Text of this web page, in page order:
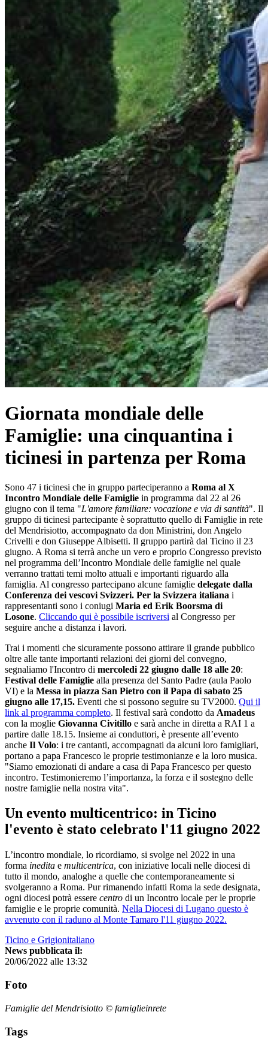
Giornata mondiale delle
Famiglie: una cinquantina i
ticinesi in partenza per Roma
Sono 47 i ticinesi che in gruppo parteciperanno a Roma al X
Incontro Mondiale delle Famiglie in programma dal 22 al 26
giugno con il tema "L'amore familiare: vocazione e via di santità". Il
gruppo di ticinesi partecipante è soprattutto quello di Famiglie in rete
del Mendrisiotto, accompagnato da don Ministrini, don Angelo
Crivelli e don Giuseppe Albisetti. Il gruppo partirà dal Ticino il 23
giugno. A Roma si terrà anche un vero e proprio Congresso previsto
nel programma dell’Incontro Mondiale delle famiglie nel quale
verranno trattati temi molto attuali e importanti riguardo alla
famiglia. Al congresso partecipano alcune famiglie delegate dalla
Conferenza dei vescovi Svizzeri. Per la Svizzera italiana i
rappresentanti sono i coniugi Maria ed Erik Boorsma di
Losone. Cliccando qui è possibile iscriversi al Congresso per
seguire anche a distanza i lavori.
Trai i momenti che sicuramente possono attirare il grande pubblico
oltre alle tante importanti relazioni dei giorni del convegno,
segnaliamo l'Incontro di mercoledi 22 giugno dalle 18 alle 20:
Festival delle Famiglie alla presenza del Santo Padre (aula Paolo
VI) e la Messa in piazza San Pietro con il Papa di sabato 25
giugno alle 17,15. Eventi che si possono seguire su TV2000. Qui il
link al programma completo. Il festival sarà condotto da Amadeus
con la moglie Giovanna Civitillo e sarà anche in diretta a RAI 1 a
partire dalle 18.15. Insieme ai conduttori, è presente all’evento
anche Il Volo: i tre cantanti, accompagnati da alcuni loro famigliari,
portano a papa Francesco le proprie testimonianze e la loro musica.
"Siamo emozionati di andare a casa di Papa Francesco per questo
incontro. Testimonieremo l’importanza, la forza e il sostegno delle
nostre famiglie nella nostra vita".
Un evento multicentrico: in Ticino
l'evento è stato celebrato l'11 giugno 2022
L’incontro mondiale, lo ricordiamo, si svolge nel 2022 in una
forma inedita e multicentrica, con iniziative locali nelle diocesi di
tutto il mondo, analoghe a quelle che contemporaneamente si
svolgeranno a Roma. Pur rimanendo infatti Roma la sede designata,
ogni diocesi potrà essere centro di un Incontro locale per le proprie
famiglie e le proprie comunità. Nella Diocesi di Lugano questo è
avvenuto con il raduno al Monte Tamaro l'11 giugno 2022.
Ticino e Grigionitaliano
News pubblicata il:
20/06/2022 alle 13:32
Foto
Famiglie del Mendrisiotto © famiglieinrete
Tags